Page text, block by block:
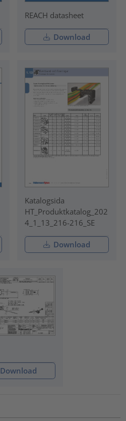
REACH datasheet
Download
Katalogsida
HT_Produktkatalog_202
4_1_13_216-216_SE
Download
Download